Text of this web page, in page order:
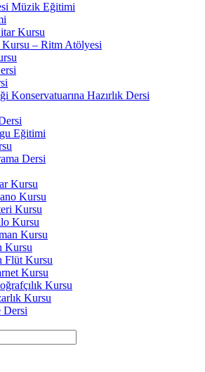
Müzik Eğitimi
Kursu
Kursu – Ritm Atölyesi
Konservatuarına Hazırlık Dersi
Eğitimi
Dersi
Kursu
Kursu
Kursu
Kursu
Kursu
Kursu
Flüt Kursu
Kursu
Kursu
Kursu
Dersi